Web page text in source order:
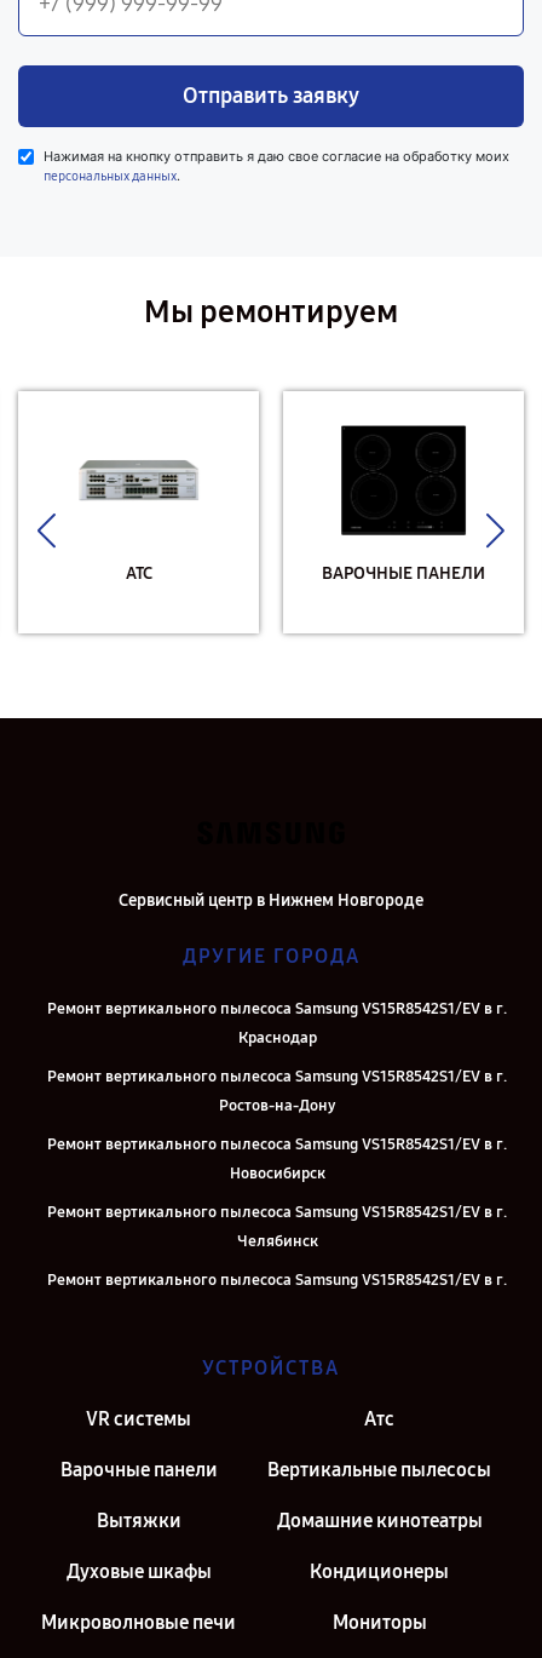
Отправить заявку
Нажимая на кнопку отправить я даю свое согласие на обработку моих
персональных данных.
Мы ремонтируем
АТС ВАРОЧНЫЕ ПАНЕЛИ
Сервисный центр в Нижнем Новгороде
ДРУГИЕ ГОРОДА
Ремонт вертикального пылесоса Samsung VS15R8542S1/EV в г.
Краснодар
Ремонт вертикального пылесоса Samsung VS15R8542S1/EV в г.
Ростов-на-Дону
Ремонт вертикального пылесоса Samsung VS15R8542S1/EV в г.
Новосибирск
Ремонт вертикального пылесоса Samsung VS15R8542S1/EV в г.
Челябинск
Ремонт вертикального пылесоса Samsung VS15R8542S1/EV в г.
Казань
Ремонт вертикального пылесоса Samsung VS15R8542S1/EV в г.
Ремонт вертикального пылесоса Samsung VS15R8542S1/EV в г.
Санкт-Петербург
УСТРОЙСТВА
VR системы Атс
Варочные панели Вертикальные пылесосы
Вытяжки Домашние кинотеатры
Духовые шкафы Кондиционеры
Микроволновые печи Мониторы